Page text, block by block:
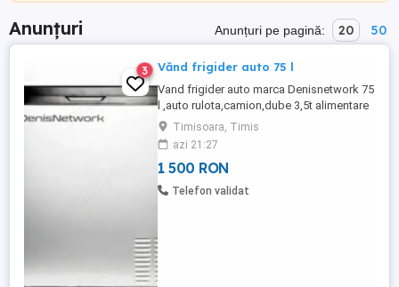
Anunțuri Anunțuri pe pagină: 20 50
3 Vănd frigider auto 75 l
Vand frigider auto marca Denisnetwork 75
l ,auto rulota,camion,dube 3,5t alimentare
brichetă la 12-24V,rezistent la vibratii,cu
compresor cu congelare -20C,frigiderul
este nou in cutie,se poate folosi si in casa
la220v.Are si afisaj electronic.
Timisoara, Timis
azi 21:27
1 500 RON
Telefon validat